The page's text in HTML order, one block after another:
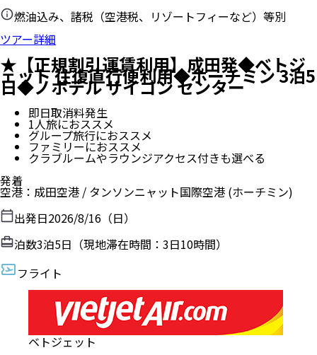
燃油込み、諸税（空港税、リゾートフィーなど）等別
ツアー詳細
★【正規割引運賃利用】成田発◆ベトジ
ェット 往復直行便利用◆ホーチミン 3泊5
日◆ノボテル サイゴン センター
即日取消料発生
1人旅におススメ
グループ旅行におススメ
ファミリーにおススメ
クラブルームやラウンジアクセス付きも選べる
発着
空港 ： 成田空港 / タンソンニャット国際空港 (ホーチミン)
出発日2026/8/16（日）
泊数3泊5日（現地滞在時間： 3日10時間）
フライト
ベトジェット